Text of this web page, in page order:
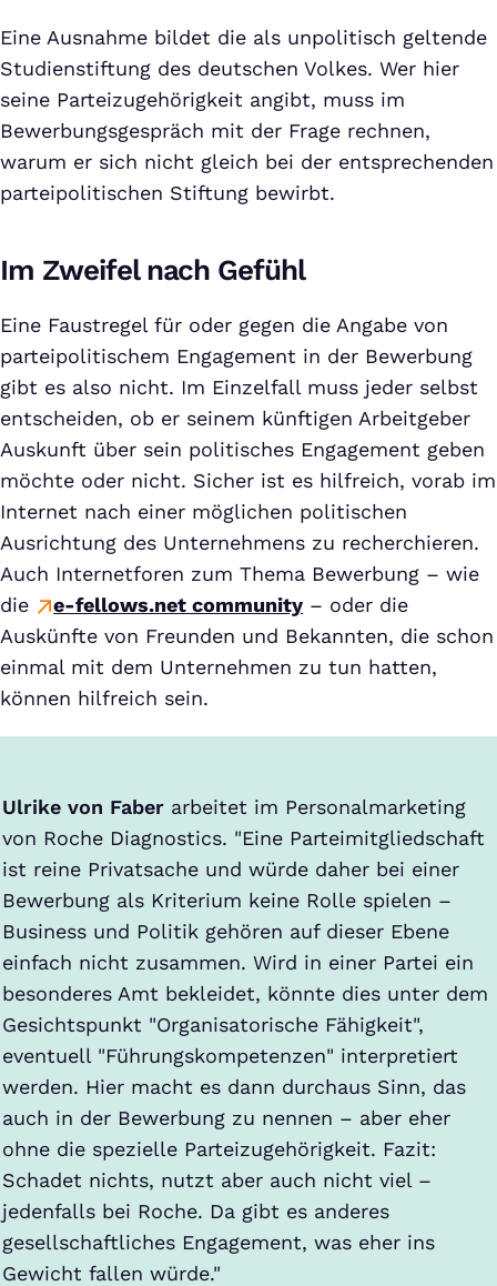
Eine Ausnahme bildet die als unpolitisch geltende
Studienstiftung des deutschen Volkes. Wer hier
seine Parteizugehörigkeit angibt, muss im
Bewerbungsgespräch mit der Frage rechnen,
warum er sich nicht gleich bei der entsprechenden
parteipolitischen Stiftung bewirbt.
Im Zweifel nach Gefühl
Eine Faustregel für oder gegen die Angabe von
parteipolitischem Engagement in der Bewerbung
gibt es also nicht. Im Einzelfall muss jeder selbst
entscheiden, ob er seinem künftigen Arbeitgeber
Auskunft über sein politisches Engagement geben
möchte oder nicht. Sicher ist es hilfreich, vorab im
Internet nach einer möglichen politischen
Ausrichtung des Unternehmens zu recherchieren.
Auch Internetforen zum Thema Bewerbung – wie
die
e-fellows.net community – oder die
Auskünfte von Freunden und Bekannten, die schon
einmal mit dem Unternehmen zu tun hatten,
können hilfreich sein.
Ulrike von Faber arbeitet im Personalmarketing
von Roche Diagnostics. "Eine Parteimitgliedschaft
ist reine Privatsache und würde daher bei einer
Bewerbung als Kriterium keine Rolle spielen –
Business und Politik gehören auf dieser Ebene
einfach nicht zusammen. Wird in einer Partei ein
besonderes Amt bekleidet, könnte dies unter dem
Gesichtspunkt "Organisatorische Fähigkeit",
eventuell "Führungskompetenzen" interpretiert
werden. Hier macht es dann durchaus Sinn, das
auch in der Bewerbung zu nennen – aber eher
ohne die spezielle Parteizugehörigkeit. Fazit:
Schadet nichts, nutzt aber auch nicht viel –
jedenfalls bei Roche. Da gibt es anderes
gesellschaftliches Engagement, was eher ins
Gewicht fallen würde."